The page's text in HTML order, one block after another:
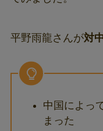
平野雨龍さんが対
中国によっ
まった